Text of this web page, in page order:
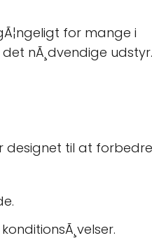
for mange i
nÃ¸dvendige udstyr.
designet til at